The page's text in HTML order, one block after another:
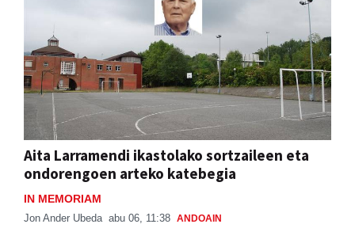
Aita Larramendi ikastolako sortzaileen eta
ondorengoen arteko katebegia
IN MEMORIAM
Jon Ander Ubeda abu 06, 11:38 ANDOAIN